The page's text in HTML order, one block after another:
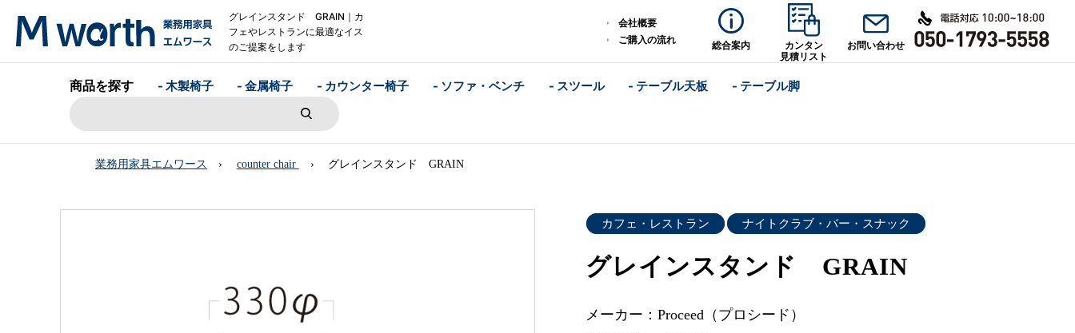
グレインスタンド GRAIN｜カ
フェやレストランに最適なイス
のご提案をします
会社概要
ご購入の流れ
総合案内
カンタン
見積リスト
お問い合わせ
商品を探す - 木製椅子 - 金属椅子 - カウンター椅子 - ソファ・ベンチ - スツール - テーブル天板 - テーブル脚
業務用家具エムワース counter chair グレインスタンド GRAIN
カフェ・レストラン ナイトクラブ・バー・スナック
グレインスタンド GRAIN
メーカー：Proceed（プロシード）